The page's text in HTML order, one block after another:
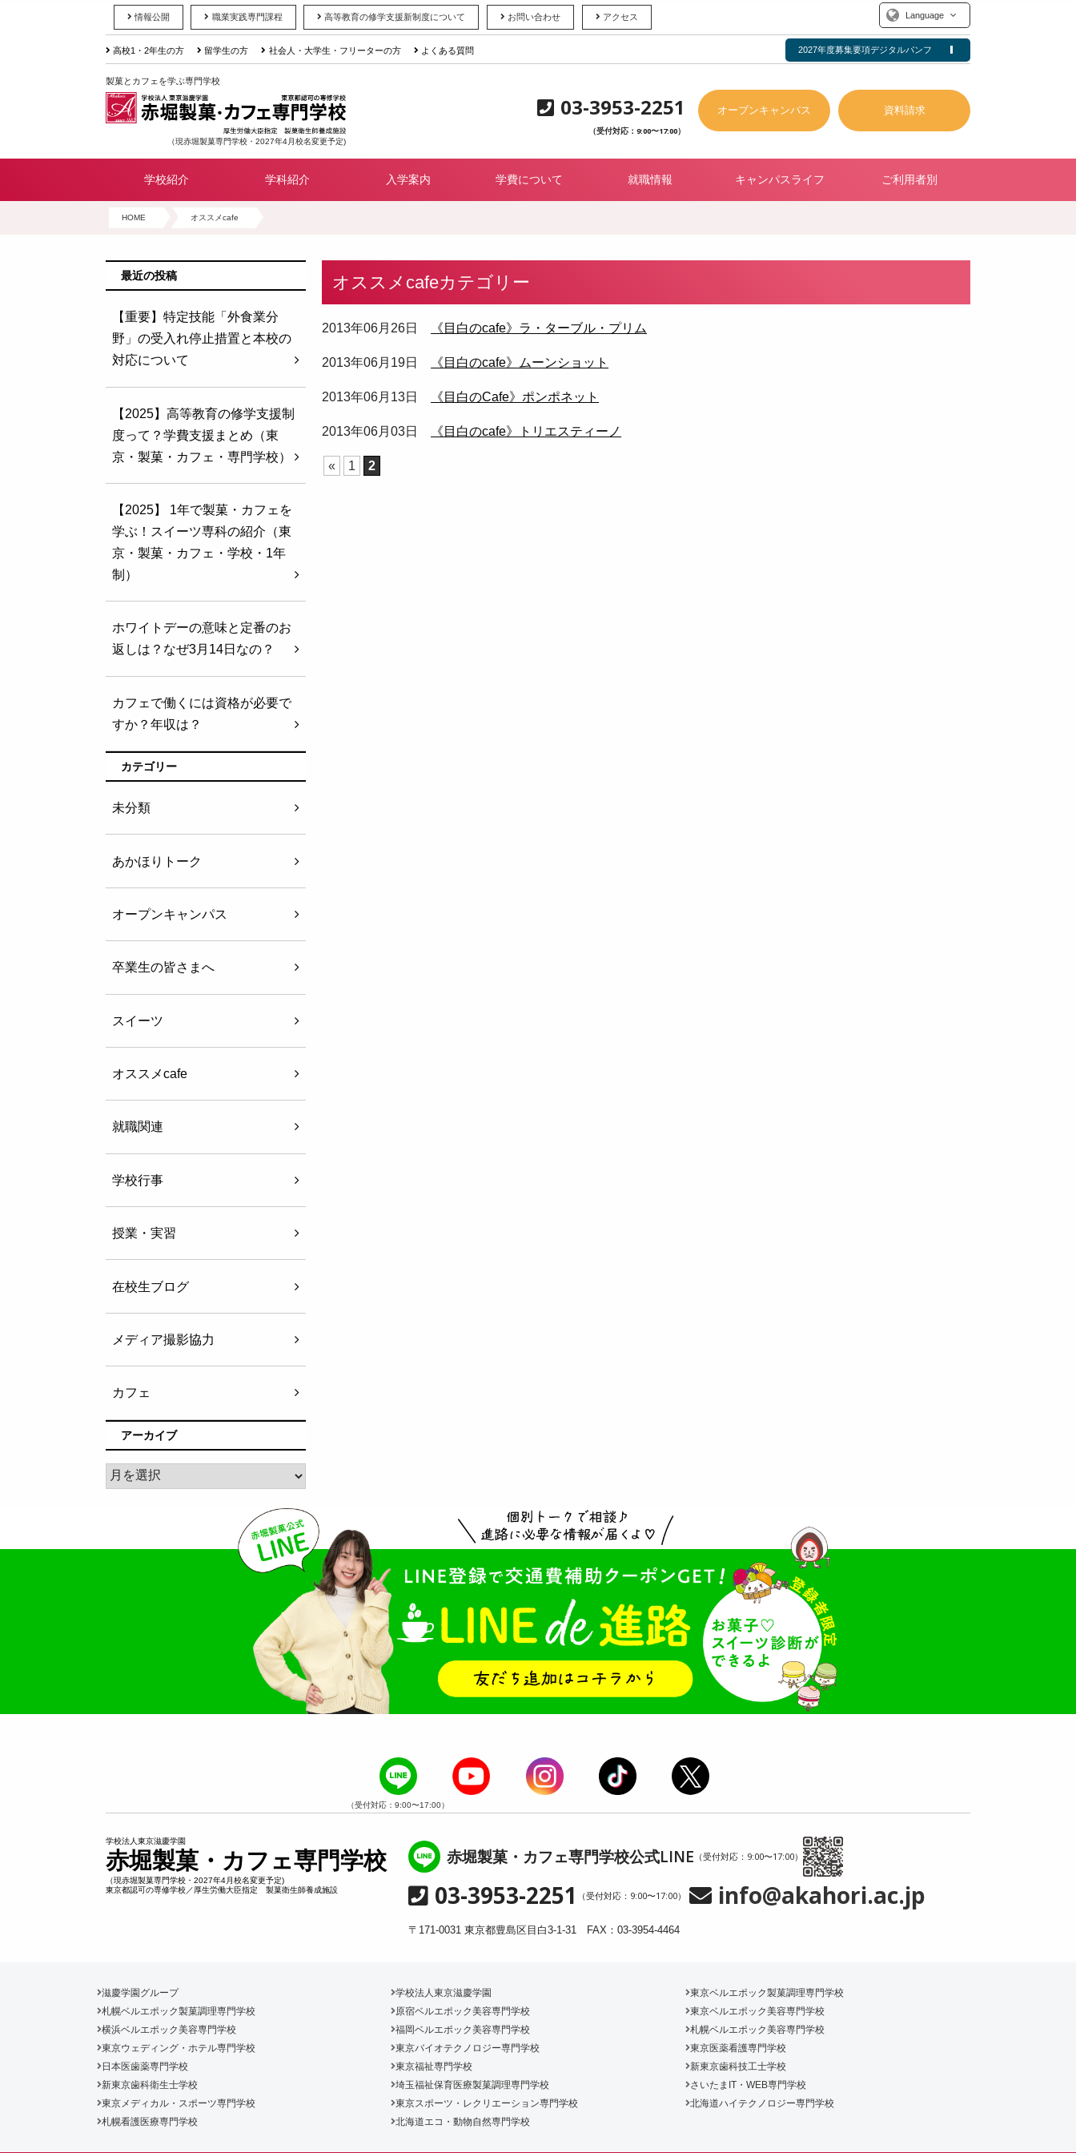
情報公開 職業実践専門課程 高等教育の修学支援新制度について お問い合わせ アクセス Language
高校1・2年生の方 留学生の方 社会人・大学生・フリーターの方 よくある質問 2027年度募集要項デジタルパンフ
製菓とカフェを学ぶ専門学校
（現赤堀製菓専門学校・2027年4月校名変更予定)
03-3953-2251
（受付対応：9:00〜17:00）
オープンキャンパス 資料請求
学校紹介 学科紹介 入学案内 学費について 就職情報 キャンパスライフ ご利用者別
HOME オススメcafe
オススメcafeカテゴリー
2013年06月26日 《目白のcafe》ラ・ターブル・プリム
2013年06月19日 《目白のcafe》ムーンショット
2013年06月13日 《目白のCafe》ポンポネット
2013年06月03日 《目白のcafe》トリエスティーノ
« 1 2
最近の投稿
【重要】特定技能「外食業分
野」の受入れ停止措置と本校の
対応について
【2025】高等教育の修学支援制
度って？学費支援まとめ（東
京・製菓・カフェ・専門学校）
【2025】 1年で製菓・カフェを
学ぶ！スイーツ専科の紹介（東
京・製菓・カフェ・学校・1年
制）
ホワイトデーの意味と定番のお
返しは？なぜ3月14日なの？
カフェで働くには資格が必要で
すか？年収は？
カテゴリー
未分類
あかほりトーク
オープンキャンパス
卒業生の皆さまへ
スイーツ
オススメcafe
就職関連
学校行事
授業・実習
在校生ブログ
メディア撮影協力
カフェ
アーカイブ
ア
ー
ブ
（受付対応：9:00〜17:00）
学校法人東京滋慶学園
赤堀製菓・カフェ専門学校
（現赤堀製菓専門学校・2027年4月校名変更予定)
東京都認可の専修学校／厚生労働大臣指定 製菓衛生師養成施設
赤堀製菓・カフェ専門学校公式LINE （受付対応：9:00〜17:00）
03-3953-2251 （受付対応：9:00〜17:00） info@akahori.ac.jp
〒171-0031 東京都豊島区目白3-1-31 FAX：03-3954-4464
滋慶学園グループ 学校法人東京滋慶学園
東京ベルエポック製菓調理専門学校
札幌ベルエポック製菓調理専門学校
原宿ベルエポック美容専門学校
東京ベルエポック美容専門学校
横浜ベルエポック美容専門学校
福岡ベルエポック美容専門学校
札幌ベルエポック美容専門学校
東京ウェディング・ホテル専門学校
東京バイオテクノロジー専門学校
東京医薬看護専門学校
日本医歯薬専門学校
東京福祉専門学校
新東京歯科技工士学校
新東京歯科衛生士学校
埼玉福祉保育医療製菓調理専門学校
さいたまIT・WEB専門学校
東京メディカル・スポーツ専門学校
東京スポーツ・レクリエーション専門学校
北海道ハイテクノロジー専門学校
札幌看護医療専門学校
北海道エコ・動物自然専門学校